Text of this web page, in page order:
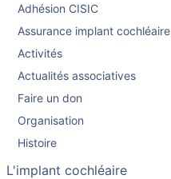
Adhésion CISIC
Assurance implant cochléaire
Activités
Actualités associatives
Faire un don
Organisation
Histoire
L'implant cochléaire